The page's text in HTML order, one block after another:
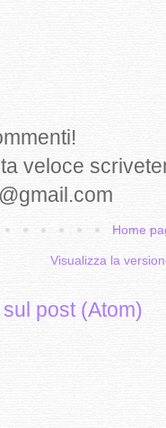
veloce
Home
Visualizza la
post (Atom)